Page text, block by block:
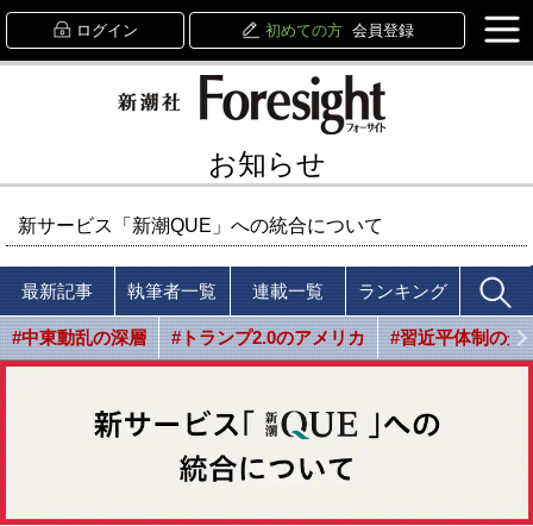
ログイン 初めての方 会員登録
お知らせ
新サービス「新潮QUE」への統合について
最新記事 執筆者一覧 連載一覧 ランキング
#中東動乱の深層 #トランプ2.0のアメリカ #習近平体制の光